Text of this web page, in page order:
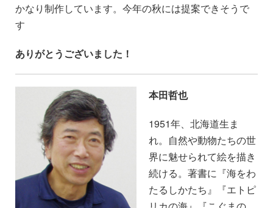
かなり制作しています。今年の秋には提案できそうで
す
ありがとうございました！
本田哲也
1951年、北海道生ま
れ。自然や動物たちの世
界に魅せられて絵を描き
続ける。著書に『海をわ
たるしかたち』『エトピ